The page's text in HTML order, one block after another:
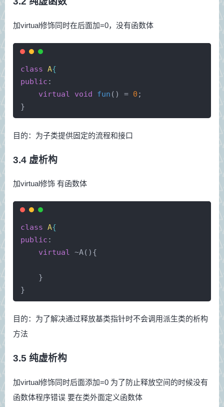
加virtual修饰同时在后面加=0，没有函数体
class A{
public :
virtual
void fun () = 0 ;
}
目的：为子类提供固定的流程和接口
3.4 虚析构
加virtual修饰 有函数体
class A{
public :
virtual ~A(){
    }
}
目的：为了解决通过释放基类指针时不会调用派生类的析构
方法
3.5 纯虚析构
加virtual修饰同时后面添加=0 为了防止释放空间的时候没有
函数体程序错误 要在类外面定义函数体